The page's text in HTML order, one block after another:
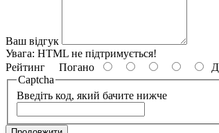
Ваш відгук
Увага: HTML не підтримується!
Рейтинг Погано
Captcha
Введіть код, який бачите нижче